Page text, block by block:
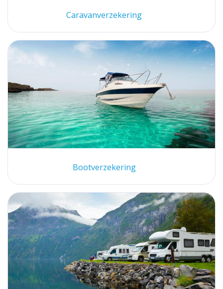
Caravanverzekering
Bootverzekering